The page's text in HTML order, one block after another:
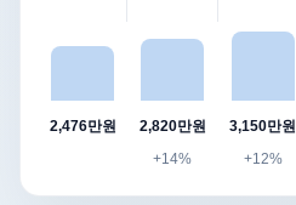
2,476만원 2,820만원
+14%
3,150만원
+12%